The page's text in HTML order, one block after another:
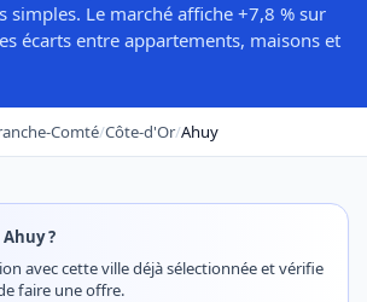
simples. Le marché affiche +7,8 % sur
écarts entre appartements, maisons et
Comté/Côte-d'Or/Ahuy
?
avec cette ville déjà sélectionnée et vérifie
faire une offre.